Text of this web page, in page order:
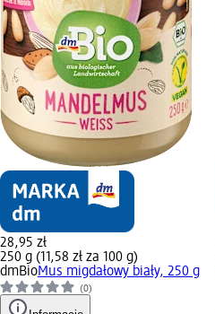
28,95 zł
250 g (11,58 zł za 100 g)
dmBioMus migdałowy biały, 250 g
(0)